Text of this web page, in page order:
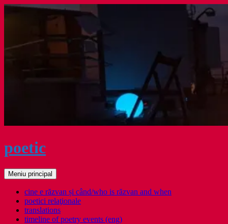
Sari
poetic
Caută
Meniu principal
cine e răzvan și când/who is răzvan and when
poetici relaţionale
translations
timeline of poetry events (eng)